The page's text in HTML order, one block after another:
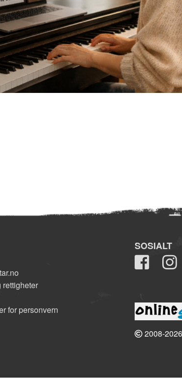
rettigheter
for personvern
SOSIALT
2008-